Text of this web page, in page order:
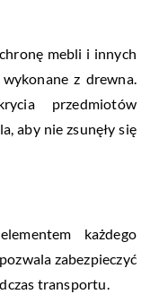
mebli i innych
z drewna.
przedmiotów
aby nie zsunęły się
każdego
zabezpieczyć
transportu.